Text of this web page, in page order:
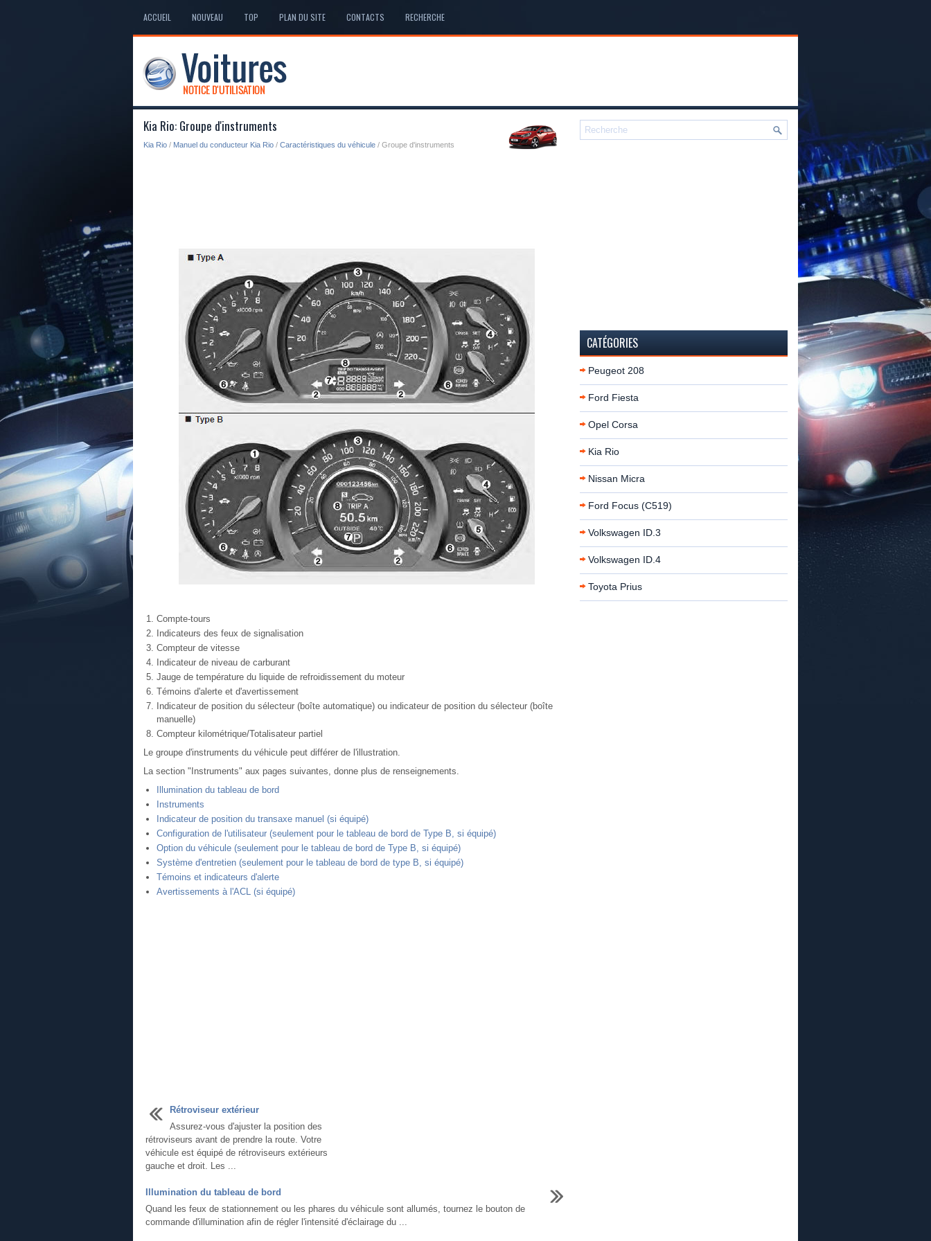
ACCUEIL NOUVEAU TOP PLAN DU SITE CONTACTS RECHERCHE
Kia Rio: Groupe d'instruments
Kia Rio / Manuel du conducteur Kia Rio / Caractéristiques du véhicule / Groupe d'instruments
Compte-tours
Indicateurs des feux de signalisation
Compteur de vitesse
Indicateur de niveau de carburant
Jauge de température du liquide de refroidissement du moteur
Témoins d'alerte et d'avertissement
Indicateur de position du sélecteur (boîte automatique) ou indicateur de position du sélecteur (boîte
manuelle)
Compteur kilométrique/Totalisateur partiel
Le groupe d'instruments du véhicule peut différer de l'illustration.
La section "Instruments" aux pages suivantes, donne plus de renseignements.
Illumination du tableau de bord
Instruments
Indicateur de position du transaxe manuel (si équipé)
Configuration de l'utilisateur (seulement pour le tableau de bord de Type B, si équipé)
Option du véhicule (seulement pour le tableau de bord de Type B, si équipé)
Système d'entretien (seulement pour le tableau de bord de type B, si équipé)
Témoins et indicateurs d'alerte
Avertissements à l'ACL (si équipé)
Rétroviseur extérieur
Assurez-vous d'ajuster la position des
rétroviseurs avant de prendre la route. Votre
véhicule est équipé de rétroviseurs extérieurs
gauche et droit. Les ...
Illumination du tableau de bord
Quand les feux de stationnement ou les phares du véhicule sont allumés, tournez le bouton de
commande d'illumination afin de régler l'intensité d'éclairage du ...
CATÉGORIES
Peugeot 208
Ford Fiesta
Opel Corsa
Kia Rio
Nissan Micra
Ford Focus (C519)
Volkswagen ID.3
Volkswagen ID.4
Toyota Prius